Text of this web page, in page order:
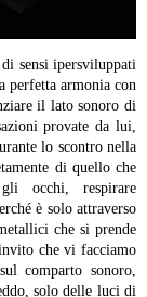
sensi ipersviluppati
perfetta armonia con
il lato sonoro di
provate da lui,
lo scontro nella
di quello che
occhi, respirare
è solo attraverso
che si prende
che vi facciamo
comparto sonoro,
solo delle luci di